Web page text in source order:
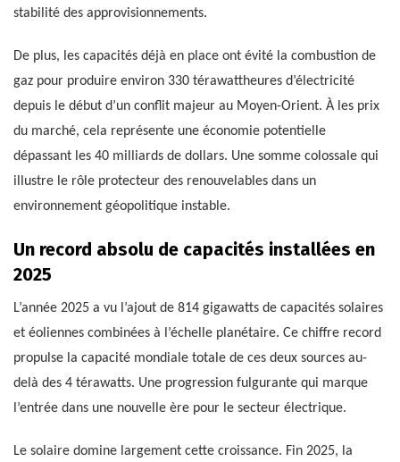
stabilité des approvisionnements.
De plus, les capacités déjà en place ont évité la combustion de
gaz pour produire environ 330 térawattheures d’électricité
depuis le début d’un conflit majeur au Moyen-Orient. À les prix
du marché, cela représente une économie potentielle
dépassant les 40 milliards de dollars. Une somme colossale qui
illustre le rôle protecteur des renouvelables dans un
environnement géopolitique instable.
Un record absolu de capacités installées en
2025
L’année 2025 a vu l’ajout de 814 gigawatts de capacités solaires
et éoliennes combinées à l’échelle planétaire. Ce chiffre record
propulse la capacité mondiale totale de ces deux sources au-
delà des 4 térawatts. Une progression fulgurante qui marque
l’entrée dans une nouvelle ère pour le secteur électrique.
Le solaire domine largement cette croissance. Fin 2025, la